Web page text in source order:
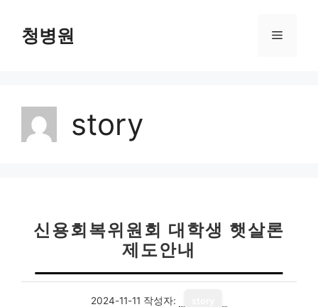
청병원 메
story
신용회복위원회 대학생 햇살론
제도안내
2024-11-11 작성자: